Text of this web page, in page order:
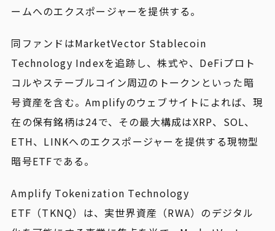
ームへのエクスポージャーを提供する。
同ファンドはMarketVector Stablecoin
Technology Indexを追跡し、株式や、DeFiプロト
コルやステーブルコイン周辺のトークンといった暗
号資産を含む。Amplifyのウェブサイトによれば、現
在の保有銘柄は24で、その最大構成はXRP、SOL、
ETH、LINKへのエクスポージャーを提供する現物型
暗号ETFである。
Amplify Tokenization Technology
ETF（TKNQ）は、実世界資産（RWA）のデジタル